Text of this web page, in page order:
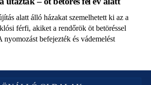
alatt álló házakat szemelhetett ki az a
férfi, akiket a rendőrök öt betöréssel
nyomozást befejezték és vádemelést